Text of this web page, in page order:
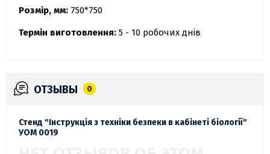
Розмір, мм: 750*750
Термін виготовлення: 5 - 10 робочих днів
ОТЗЫВЫ 0
Стенд "Інструкція з техніки безпеки в кабінеті біології"
УОМ 0019